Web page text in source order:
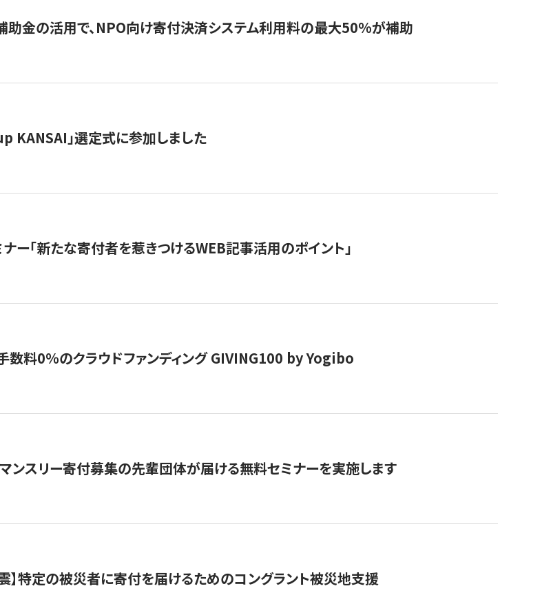
助金の活用で、NPO向け寄付決済システム利用料の最大50%が補助
KANSAI」選定式に参加しました
「新たな寄付者を惹きつけるWEB記事活用のポイント」
数料0％のクラウドファンディング GIVING100 by Yogibo
マンスリー寄付募集の先輩団体が届ける無料セミナーを実施します
】特定の被災者に寄付を届けるためのコングラント被災地支援